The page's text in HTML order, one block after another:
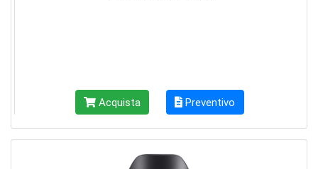
Acquista Preventivo